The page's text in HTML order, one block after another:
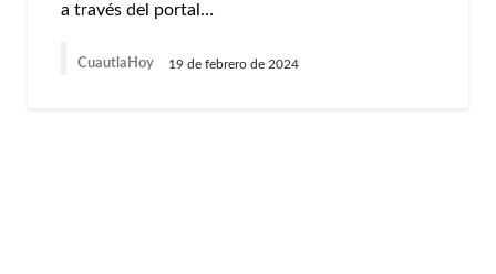
a través del portal…
CuautlaHoy 19 de febrero de 2024